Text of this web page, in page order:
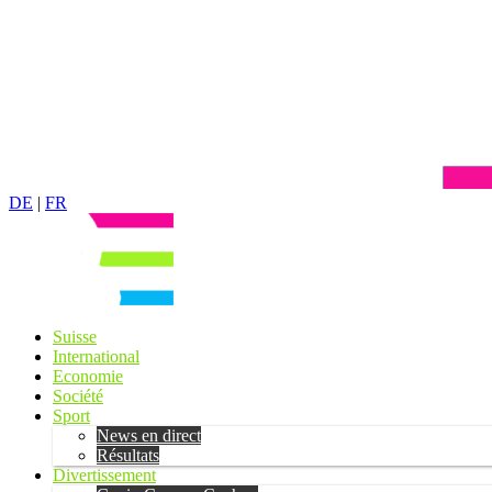
DE | FR
Suisse
International
Economie
Société
Sport
News en direct
Résultats
Divertissement